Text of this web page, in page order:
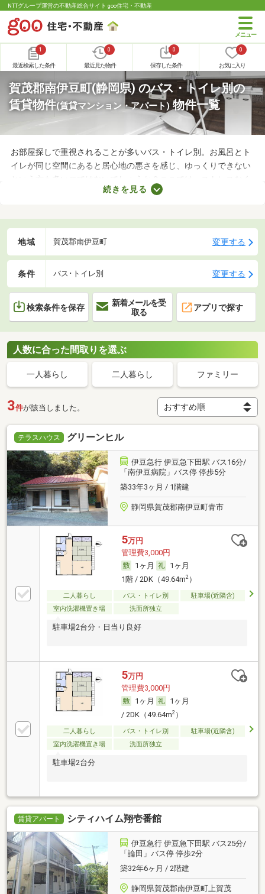
NTTグループ運営の不動産総合サイト goo住宅・不動産
1
最近検索した条件
0
最近見た物件
0
保存した条件
0
お気に入り
賀茂郡南伊豆町(静岡県) のバス・トイレ別の
賃貸物件(賃貸マンション・アパート) 物件一覧
お部屋探しで重視されることが多いバス・トイレ別。お風呂とト
イレが同じ空間にあると居心地の悪さを感じ、ゆっくりできない
という方も多いのではないでしょうか？ここでは、ストレスなく
快適に暮らせるバス・トイレ別の物件を紹介します。バス・トイ
してみてくださいね。
続きを見る
地域 賀茂郡南伊豆町 変更する
条件 バス･トイレ別 変更する
検索条件を保存
新着メールを受
取る
アプリで探す
人数に合った間取りを選ぶ
一人暮らし 二人暮らし ファミリー
3件が該当しました。
テラスハウス グリーンヒル
伊豆急行 伊豆急下田駅 バス16分/
「南伊豆病院」バス停 停歩5分
築33年3ヶ月 / 1階建
静岡県賀茂郡南伊豆町青市
5万円
管理費3,000円
1ヶ月
1ヶ月
1階 / 2DK（49.64m2）
二人暮らし バス・トイレ別
駐車場(近隣含)
室内洗濯機置き場
洗面所独立
駐車場2台分・日当り良好
5万円
管理費3,000円
1ヶ月
1ヶ月
/ 2DK（49.64m2）
二人暮らし バス・トイレ別
駐車場(近隣含)
室内洗濯機置き場
洗面所独立
駐車場2台分
賃貸アパート シティハイム翔壱番館
伊豆急行 伊豆急下田駅 バス25分/
「論田」バス停 停歩2分
築32年6ヶ月 / 2階建
静岡県賀茂郡南伊豆町上賀茂